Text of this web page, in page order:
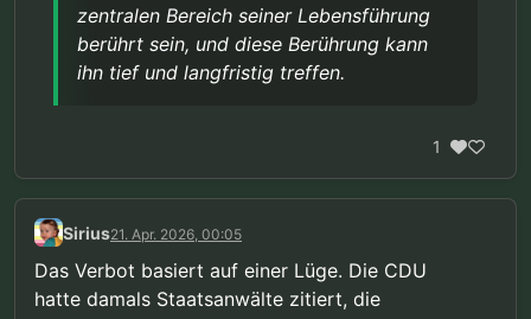
zentralen Bereich seiner Lebensführung
berührt sein, und diese Berührung kann
ihn tief und langfristig treffen.
1
Sirius21. Apr. 2026, 00:05
Das Verbot basiert auf einer Lüge. Die CDU
hatte damals Staatsanwälte zitiert, die